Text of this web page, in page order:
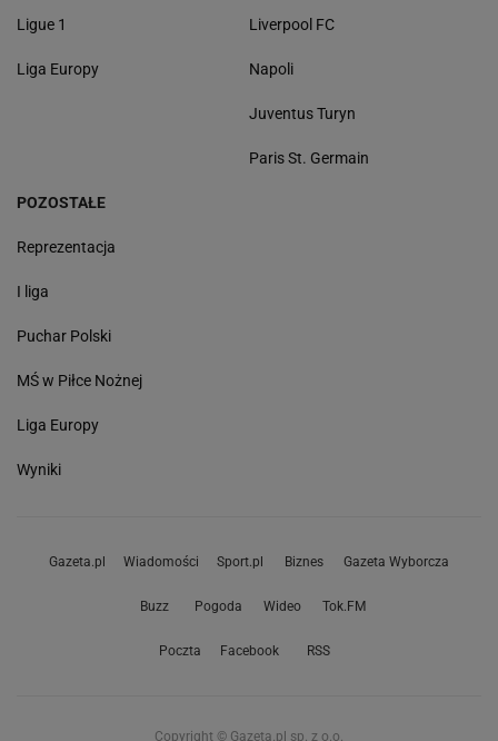
Ligue 1
Liga Europy
Liverpool FC
Napoli
Juventus Turyn
Paris St. Germain
POZOSTAŁE
Reprezentacja
I liga
Puchar Polski
MŚ w Piłce Nożnej
Liga Europy
Wyniki
Gazeta.pl Wiadomości Sport.pl Biznes Gazeta Wyborcza
Buzz Pogoda Wideo Tok.FM
Poczta Facebook RSS
Copyright © Gazeta.pl sp. z o.o.